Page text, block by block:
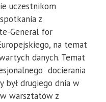
uczestnikom
z
General for
na temat
danych. Temat
docierania
był drugiego dnia w
warsztatów z